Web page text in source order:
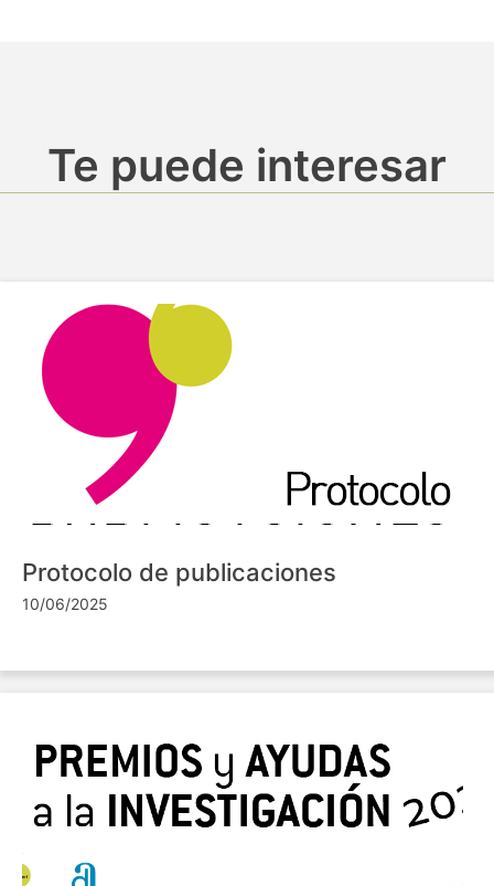
Te puede interesar
Protocolo de publicaciones
10/06/2025